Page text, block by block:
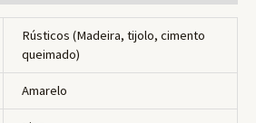
Rústicos (Madeira, tijolo, cimento
queimado)
Amarelo